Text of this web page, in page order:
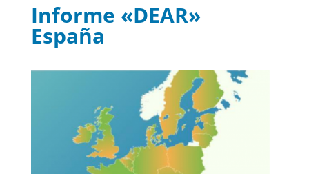
Informe «DEAR»
España